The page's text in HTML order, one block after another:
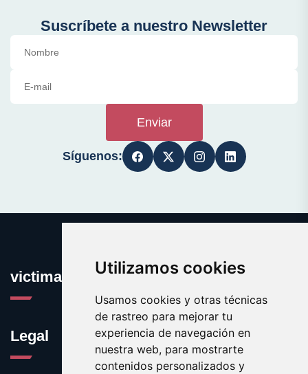
Utilizamos cookies
Usamos cookies y otras técnicas
de rastreo para mejorar tu
experiencia de navegación en
nuestra web, para mostrarte
contenidos personalizados y
Suscríbete a nuestro Newsletter
Enviar
Síguenos:
victima.es
Legal